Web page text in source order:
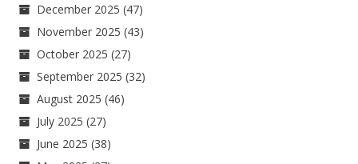
December 2025 (47)
November 2025 (43)
October 2025 (27)
September 2025 (32)
August 2025 (46)
July 2025 (27)
June 2025 (38)